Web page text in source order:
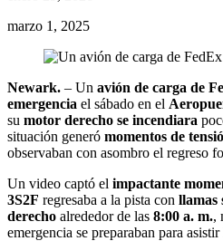
marzo 1, 2025
Newark. – Un avión de carga de
emergencia el sábado en el
su motor derecho se incendiara
situación generó momentos de
observaban con asombro el regreso
Un video captó el impactante
3S2F regresaba a la pista con llamas
derecho alrededor de las 8:00 a. m.,
emergencia se preparaban para